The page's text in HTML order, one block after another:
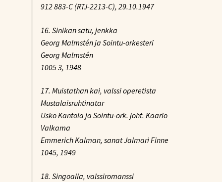
912 883-C (RTJ-2213-C), 29.10.1947
16. Sinikan satu, jenkka
Georg Malmstén ja Sointu-orkesteri
Georg Malmstén
1005 3, 1948
17. Muistathan kai, valssi operetista
Mustalaisruhtinatar
Usko Kantola ja Sointu-ork. joht. Kaarlo
Valkama
Emmerich Kalman, sanat Jalmari Finne
1045, 1949
18. Singoalla, valssiromanssi